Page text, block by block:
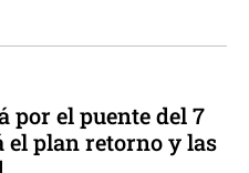
por el puente del 7
el plan retorno y las